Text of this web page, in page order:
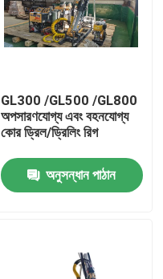
GL300 /GL500 /GL800
অপসারণযোগ্য এবং বহনযোগ্য
কোর ড্রিল/ড্রিলিং রিগ
অনুসন্ধান পাঠান